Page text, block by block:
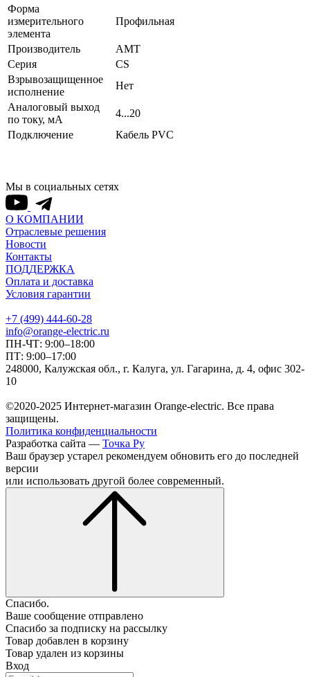
Форма
измерительного
элемента
Профильная
Производитель
AMT
Серия
CS
Взрывозащищенное
исполнение
Нет
Аналоговый выход
по току, мА
4...20
Подключение
Кабель PVC
Мы в социальных сетях
О КОМПАНИИ
Отраслевые решения
Новости
Контакты
ПОДДЕРЖКА
Оплата и доставка
Условия гарантии
+7 (499) 444-60-28
info@orange-electric.ru
ПН-ЧТ: 9:00–18:00
ПТ: 9:00–17:00
248000, Калужская обл., г. Калуга, ул. Гагарина, д. 4, офис 302-
10
©2020-2025 Интернет-магазин Orange-electric. Все права
защищены.
Политика конфиденциальности
Разработка сайта — Точка Ру
Ваш браузер устарел рекомендуем обновить его до последней
версии
или использовать другой более современный.
Спасибо.
Ваше сообщение отправлено
Спасибо за подписку на рассылку
Товар добавлен в корзину
Товар удален из корзины
Вход